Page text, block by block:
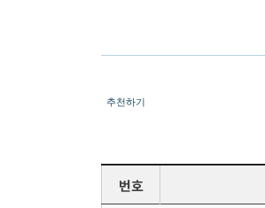
추천하기
번호